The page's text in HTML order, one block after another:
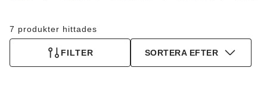
7 produkter hittades
FILTER SORTERA EFTER